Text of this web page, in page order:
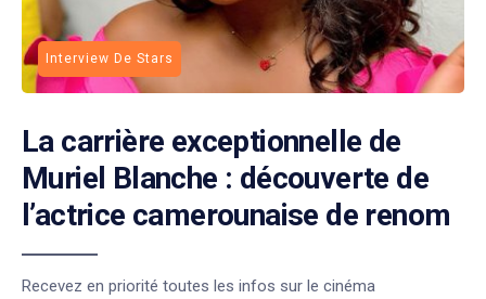
Interview De Stars
La carrière exceptionnelle de
Muriel Blanche : découverte de
l’actrice camerounaise de renom
Recevez en priorité toutes les infos sur le cinéma